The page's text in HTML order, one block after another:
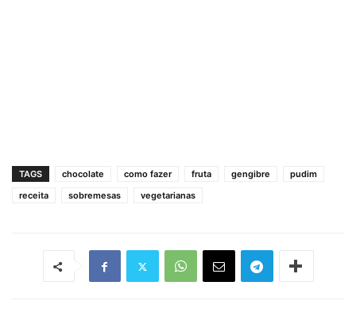
TAGS chocolate como fazer fruta gengibre
pudim
receita
sobremesas vegetarianas